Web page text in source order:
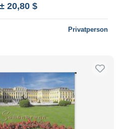
± 20,80 $
Privatperson